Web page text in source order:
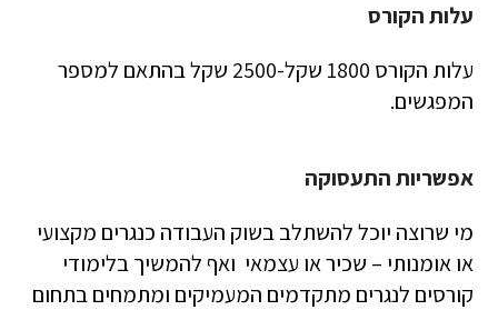
עלות הקורס
עלות הקורס 1800 שקל-2500 שקל בהתאם למספר
המפגשים.
אפשריות התעסוקה
מי שרוצה יוכל להשתלב בשוק העבודה כנגרים מקצועי
או אומנותי – שכיר או עצמאי ואף להמשיך בלימודי
קורסים לנגרים מתקדמים המעמיקים ומתמחים בתחום